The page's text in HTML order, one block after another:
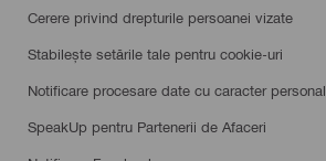
Cerere privind drepturile persoanei vizate
Stabilește setările tale pentru cookie-uri
Notificare procesare date cu caracter personal
SpeakUp pentru Partenerii de Afaceri